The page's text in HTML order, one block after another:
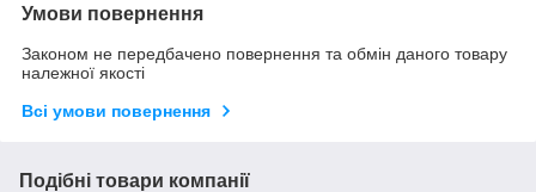
Умови повернення
Законом не передбачено повернення та обмін даного товару
належної якості
Всі умови повернення
Подібні товари компанії